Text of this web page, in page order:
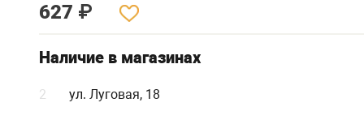
627 ₽
Наличие в магазинах
2 ул. Луговая, 18